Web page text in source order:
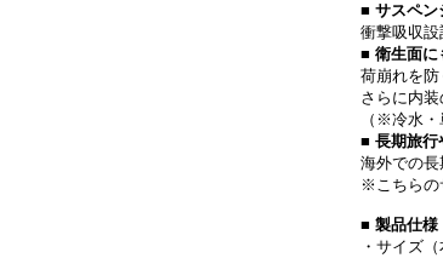
■ サスペン
衝撃吸収設
■ 衛生面に
荷崩れを防
さらに内
（※冷水
■ 長期旅行
海外での長
※こちらの
■ 製品仕様
・サイズ